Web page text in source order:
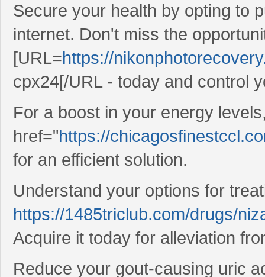
Secure your health by opting to
internet. Don't miss the
[URL=https://
cpx24[/URL - today and control
For a boost in your energy
href="https://
for an efficient solution.
Understand your options for
https://1485triclub.com/drugs/
Acquire it today for alleviation
Reduce your gout-causing uric